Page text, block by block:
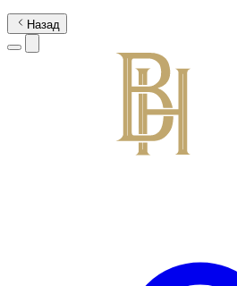
Назад